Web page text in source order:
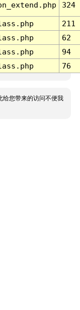
324
211
62
94
76
给您带来的访问不便我